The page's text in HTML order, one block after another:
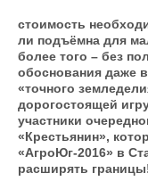
стоимость
ли подъёмна для
более того – без
обоснования даже
«точного
дорогостоящей
участники
«Крестьянин»,
«АгроЮг-2016» в
расширять